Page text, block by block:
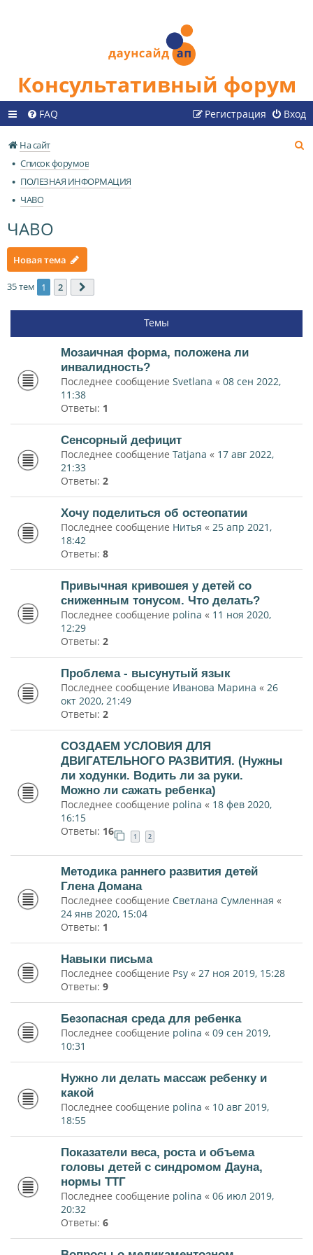
Консультативный форум
FAQ Вход
Регистрация
На сайт
Список форумов
ПОЛЕЗНАЯ ИНФОРМАЦИЯ
ЧАВО
ЧАВО
Новая тема
35 тем 1 2
Темы
Мозаичная форма, положена ли
инвалидность?
Последнее сообщение Svetlana « 08 сен 2022,
11:38
Ответы: 1
Сенсорный дефицит
Последнее сообщение Tatjana « 17 авг 2022,
21:33
Ответы: 2
Хочу поделиться об остеопатии
Последнее сообщение Нитья « 25 апр 2021,
18:42
Ответы: 8
Привычная кривошея у детей со
сниженным тонусом. Что делать?
Последнее сообщение polina « 11 ноя 2020,
12:29
Ответы: 2
Проблема - высунутый язык
Последнее сообщение Иванова Марина « 26
окт 2020, 21:49
Ответы: 2
СОЗДАЕМ УСЛОВИЯ ДЛЯ
ДВИГАТЕЛЬНОГО РАЗВИТИЯ. (Нужны
ли ходунки. Водить ли за руки.
Можно ли сажать ребенка)
Последнее сообщение polina « 18 фев 2020,
16:15
Ответы: 16 1 2
Методика раннего развития детей
Глена Домана
Последнее сообщение Светлана Сумленная «
24 янв 2020, 15:04
Ответы: 1
Навыки письма
Последнее сообщение Psy « 27 ноя 2019, 15:28
Ответы: 9
Безопасная среда для ребенка
Последнее сообщение polina « 09 сен 2019,
10:31
Нужно ли делать массаж ребенку и
какой
Последнее сообщение polina « 10 авг 2019,
18:55
Показатели веса, роста и объема
головы детей с синдромом Дауна,
нормы ТТГ
Последнее сообщение polina « 06 июл 2019,
20:32
Ответы: 6